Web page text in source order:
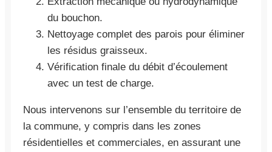
du bouchon.
Nettoyage complet des parois pour éliminer
les résidus graisseux.
Vérification finale du débit d’écoulement
avec un test de charge.
Nous intervenons sur l’ensemble du territoire de
la commune, y compris dans les zones
résidentielles et commerciales, en assurant une